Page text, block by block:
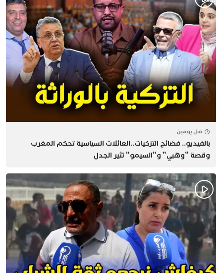
قبل يومين
بالفيديو.. فضائح التزكيات..العائلات السياسية تحكم المغرب
وقصة “وهبي” و”السيمو” تثير الجدل